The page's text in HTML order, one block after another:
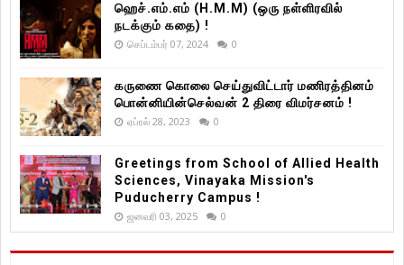
ஹெச்.எம்.எம் (H.M.M) (ஒரு நள்ளிரவில்
நடக்கும் கதை) !
செப்டம்பர் 07, 2024 0
கருணை கொலை செய்துவிட்டார் மணிரத்தினம்
பொன்னியின்செல்வன் 2 திரை விமர்சனம் !
ஏப்ரல் 28, 2023 0
Greetings from School of Allied Health
Sciences, Vinayaka Mission's
Puducherry Campus !
ஜனவரி 03, 2025 0